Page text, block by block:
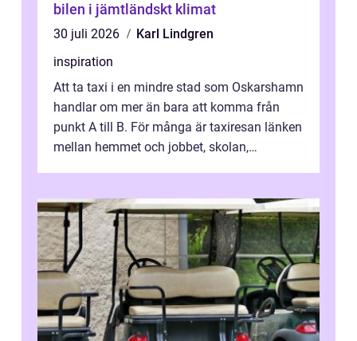
bilen i jämtländskt klimat
30 juli 2026
Karl Lindgren
inspiration
Att ta taxi i en mindre stad som Oskarshamn
handlar om mer än bara att komma från
punkt A till B. För många är taxiresan länken
mellan hemmet och jobbet, skolan,